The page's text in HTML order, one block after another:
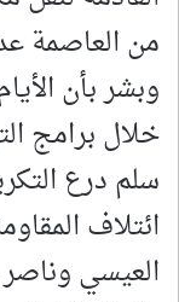
من العاصمة
وبشر بأن
خلال برامج
سلم درع
ائتلاف
العيسي